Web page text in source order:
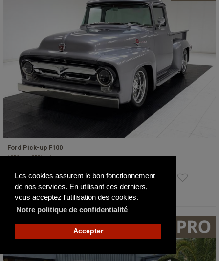
Les cookies assurent le bon fonctionnement
de nos services. En utilisant ces derniers,
vous acceptez l'utilisation des cookies.
Notre politique de confidentialité
Accepter
Ford Pick-up F100
1956 2581 mi
103 500 €
Actualisé il y a 5 jours